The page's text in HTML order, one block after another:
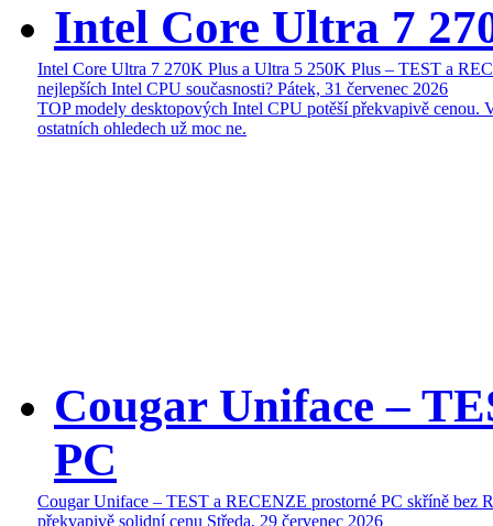
Intel Core Ultra 7
Intel Core Ultra 7 270K Plus a Ultra 5 250K Plus – TEST a
nejlepších Intel CPU současnosti? Pátek, 31 červenec 2026
TOP modely desktopových Intel CPU potěší překvapivě cenou.
ostatních ohledech už moc ne.
Cougar Uniface –
PC
Cougar Uniface – TEST a RECENZE prostorné PC skříně bez
překvapivě solidní cenu Středa, 29 červenec 2026